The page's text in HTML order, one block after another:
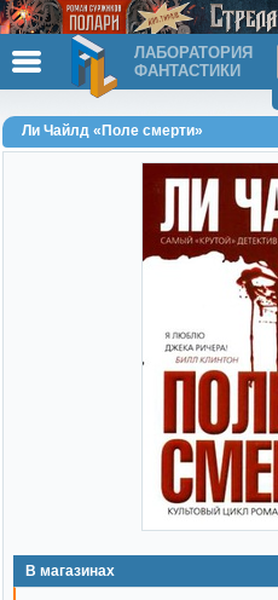
ЛАБОРАТОРИЯ
ФАНТАСТИКИ
Ли Чайлд «Поле смерти»
В магазинах